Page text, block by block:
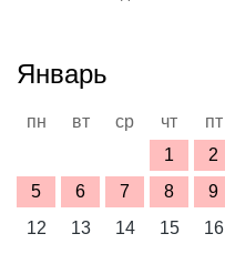
Январь
пн вт ср чт пт
1
2
5
6 7 8 9
12
13 14 15 16